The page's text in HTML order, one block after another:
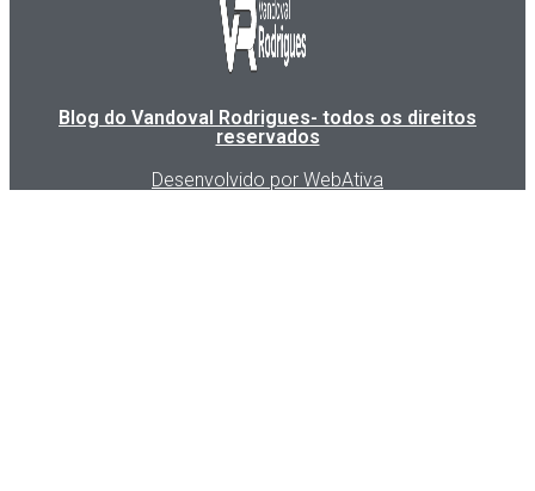
Blog do Vandoval Rodrigues- todos os direitos
reservados
Desenvolvido por WebAtiva